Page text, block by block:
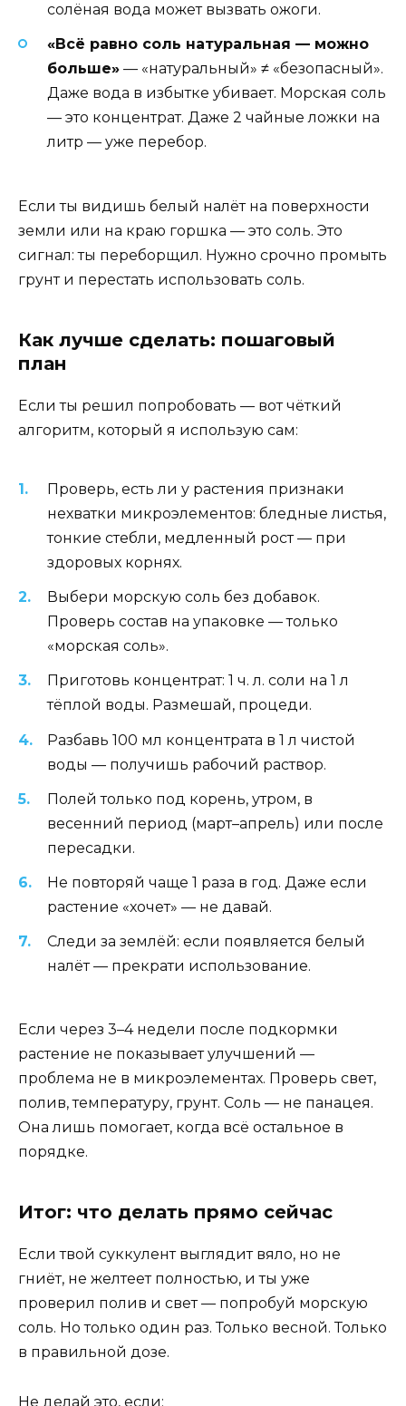
солёная вода может вызвать ожоги.
«Всё равно соль натуральная — можно
больше» — «натуральный» ≠ «безопасный».
Даже вода в избытке убивает. Морская соль
— это концентрат. Даже 2 чайные ложки на
литр — уже перебор.
Если ты видишь белый налёт на поверхности
земли или на краю горшка — это соль. Это
сигнал: ты переборщил. Нужно срочно промыть
грунт и перестать использовать соль.
Как лучше сделать: пошаговый
план
Если ты решил попробовать — вот чёткий
алгоритм, который я использую сам:
Проверь, есть ли у растения признаки
нехватки микроэлементов: бледные листья,
тонкие стебли, медленный рост — при
здоровых корнях.
Выбери морскую соль без добавок.
Проверь состав на упаковке — только
«морская соль».
Приготовь концентрат: 1 ч. л. соли на 1 л
тёплой воды. Размешай, процеди.
Разбавь 100 мл концентрата в 1 л чистой
воды — получишь рабочий раствор.
Полей только под корень, утром, в
весенний период (март–апрель) или после
пересадки.
Не повторяй чаще 1 раза в год. Даже если
растение «хочет» — не давай.
Следи за землёй: если появляется белый
налёт — прекрати использование.
Если через 3–4 недели после подкормки
растение не показывает улучшений —
проблема не в микроэлементах. Проверь свет,
полив, температуру, грунт. Соль — не панацея.
Она лишь помогает, когда всё остальное в
порядке.
Итог: что делать прямо сейчас
Если твой суккулент выглядит вяло, но не
гниёт, не желтеет полностью, и ты уже
проверил полив и свет — попробуй морскую
соль. Но только один раз. Только весной. Только
в правильной дозе.
Не делай это, если: